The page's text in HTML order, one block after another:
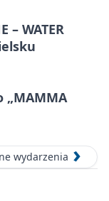
– WATER
„MAMMA
wydarzenia